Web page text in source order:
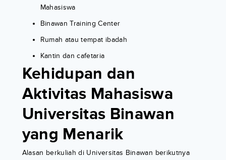
Mahasiswa
Binawan Training Center
Rumah atau tempat ibadah
Kantin dan cafetaria
Kehidupan dan
Aktivitas Mahasiswa
Universitas Binawan
yang Menarik
Alasan berkuliah di Universitas Binawan berikutnya